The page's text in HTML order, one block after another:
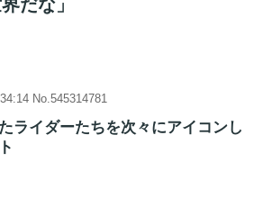
だな」
No.545314781
ライダーたちを次々にアイコンし